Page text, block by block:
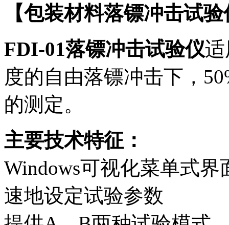
【包装材料落镖冲击试
FDI-01落镖冲击试验仪
度的自由落镖冲击下，
的测定。
主要技术特征：
Windows可视化菜单式
速地设定试验参数